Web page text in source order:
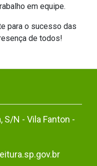
em equipe.
para o sucesso das
de todos!
S/N - Vila Fanton -